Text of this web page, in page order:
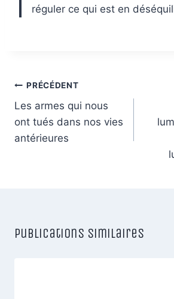
réguler ce qui est en
Navigation
de
l’article
PRÉCÉDENT
Les armes qui nous
ont tués dans nos vies
antérieures
Publications similaires